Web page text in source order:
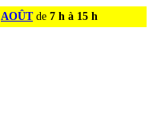
AOÛTde 7 h à 15 h